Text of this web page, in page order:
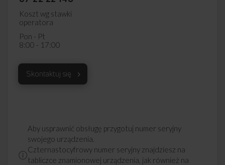
Koszt wg stawki
operatora
Pon - Pt
8:00 - 17:00
Skontaktuj się
Aby usprawnić obsługę przygotuj numer seryjny
swojego urządzenia.
Czternastocyfrowy numer seryjny znajdziesz na
tabliczce znamionowej urządzenia, jak również na